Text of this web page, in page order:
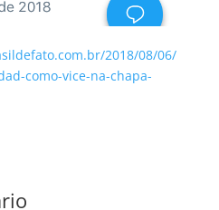
2018/08/06/
como-vice-na-chapa-